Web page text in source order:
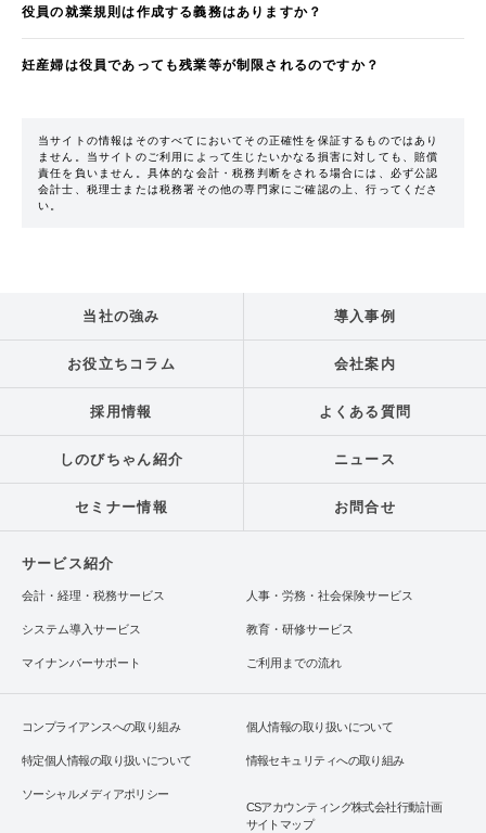
役員の就業規則は作成する義務はありますか？
妊産婦は役員であっても残業等が制限されるのですか？
当サイトの情報はそのすべてにおいてその正確性を保証するものではあり
ません。当サイトのご利用によって生じたいかなる損害に対しても、賠償
責任を負いません。具体的な会計・税務判断をされる場合には、必ず公認
会計士、税理士または税務署その他の専門家にご確認の上、行ってくださ
い。
当社の強み 導入事例
お役立ちコラム 会社案内
採用情報 よくある質問
しのびちゃん紹介 ニュース
セミナー情報 お問合せ
サービス紹介
会計・経理・税務サービス 人事・労務・社会保険サービス
システム導入サービス 教育・研修サービス
マイナンバーサポート ご利用までの流れ
コンプライアンスへの取り組み 個人情報の取り扱いについて
特定個人情報の取り扱いについて 情報セキュリティへの取り組み
ソーシャルメディアポリシー
CSアカウンティング株式会社行動計画
サイトマップ